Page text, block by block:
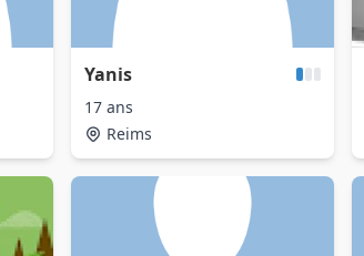
Yanis
17 ans
Reims